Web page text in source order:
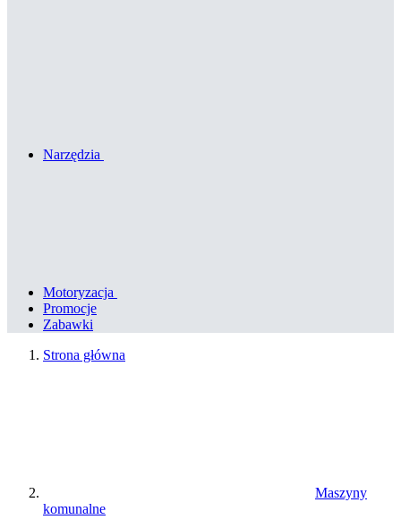
Narzędzia
Motoryzacja
Promocje
Zabawki
Strona główna
Maszyny
komunalne